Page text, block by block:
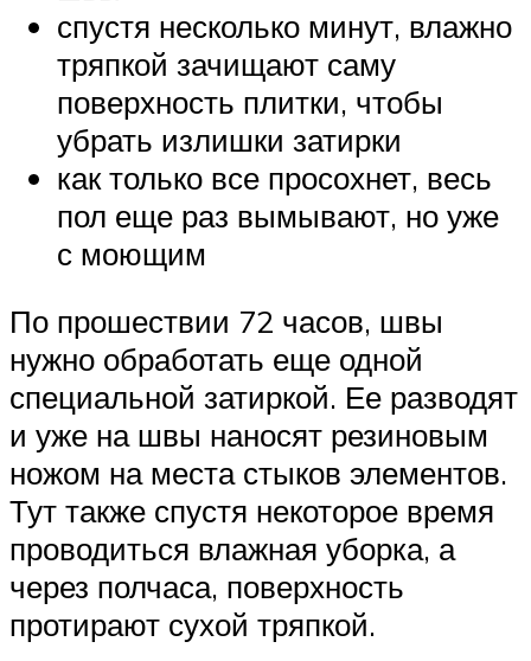
спустя несколько минут, влажно
тряпкой зачищают саму
поверхность плитки, чтобы
убрать излишки затирки
как только все просохнет, весь
пол еще раз вымывают, но уже
с моющим
По прошествии 72 часов, швы
нужно обработать еще одной
специальной затиркой. Ее разводят
и уже на швы наносят резиновым
ножом на места стыков элементов.
Тут также спустя некоторое время
проводиться влажная уборка, а
через полчаса, поверхность
протирают сухой тряпкой.